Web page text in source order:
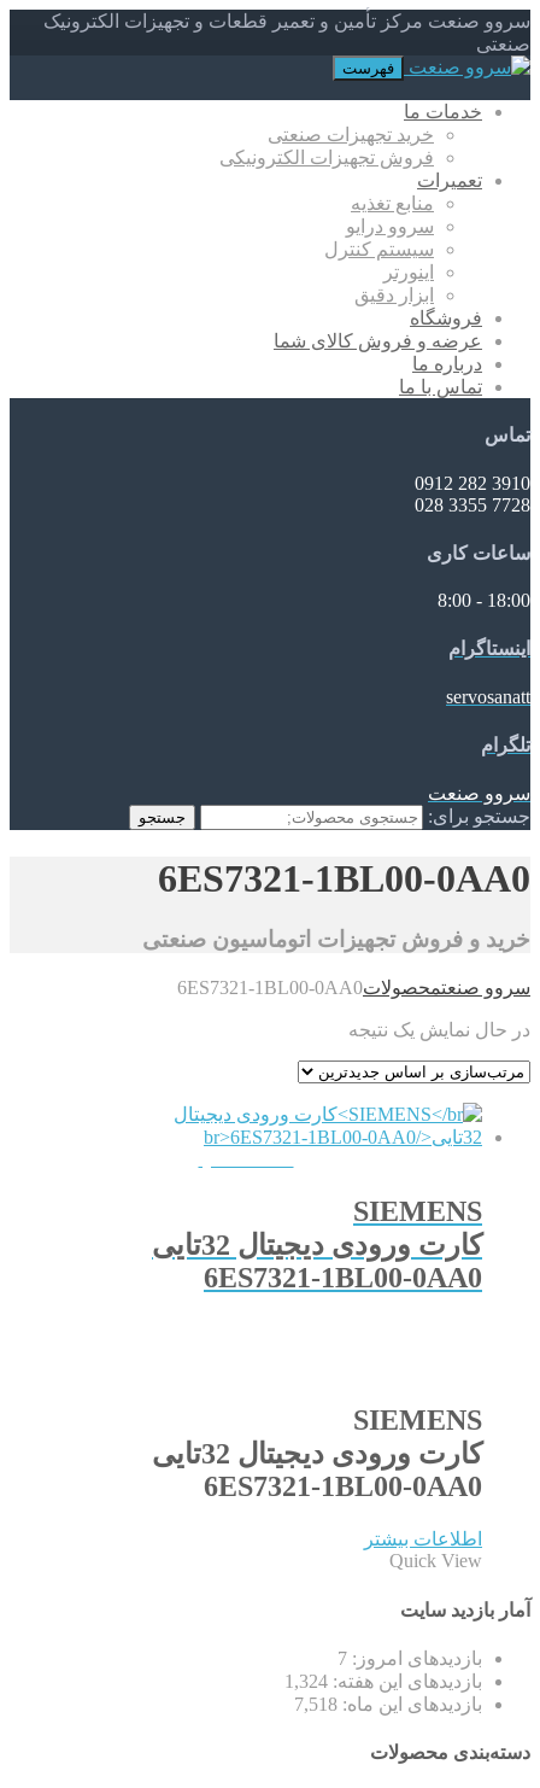
سروو صنعت مرکز تأمین و تعمیر قطعات و تجهیزات الکترونیک
صنعتی
فهرست
خدمات ما
خرید تجهیزات صنعتی
فروش تجهیزات الکترونیکی
تعمیرات
منابع تغذیه
سروو درایو
سیستم کنترل
اینورتر
ابزار دقیق
فروشگاه
عرضه و فروش کالای شما
درباره ما
تماس با ما
تماس
3910 282 0912
7728 3355 028
ساعات کاری
18:00 - 8:00
اینستاگرام
servosanatt
تلگرام
سروو صنعت
جستجو برای:
جستجو
6ES7321-1BL00-0AA0
خرید و فروش تجهیزات اتوماسیون صنعتی
سروو صنعتمحصولات6ES7321-1BL00-0AA0
در حال نمایش یک نتیجه
SIEMENS
کارت ورودی دیجیتال 32تایی
6ES7321-1BL00-0AA0
SIEMENS
کارت ورودی دیجیتال 32تایی
6ES7321-1BL00-0AA0
اطلاعات بیشتر
Quick View
آمار بازدید سایت
بازدیدهای امروز: 7
بازدیدهای این هفته: 1,324
بازدیدهای این ماه: 7,518
دسته‌بندی محصولات